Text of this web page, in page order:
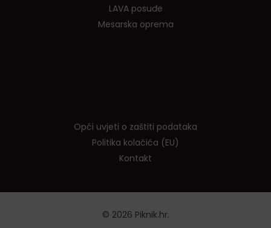
LAVA posuđe
Mesarska oprema
Opći uvjeti o zaštiti podataka
Politika kolačića (EU)
Kontakt
© 2026 Piknik.hr.